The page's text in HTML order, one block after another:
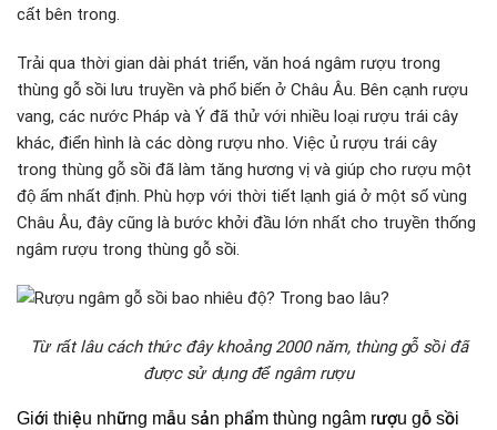
cất bên trong.
Trải qua thời gian dài phát triển, văn hoá ngâm rượu trong
thùng gỗ sồi lưu truyền và phổ biến ở Châu Âu. Bên cạnh rượu
vang, các nước Pháp và Ý đã thử với nhiều loại rượu trái cây
khác, điển hình là các dòng rượu nho. Việc ủ rượu trái cây
trong thùng gỗ sồi đã làm tăng hương vị và giúp cho rượu một
độ ấm nhất định. Phù hợp với thời tiết lạnh giá ở một số vùng
Châu Âu, đây cũng là bước khởi đầu lớn nhất cho truyền thống
ngâm rượu trong thùng gỗ sồi.
Từ rất lâu cách thức đây khoảng 2000 năm, thùng gỗ sồi đã
được sử dụng để ngâm rượu
Giới thiệu những mẫu sản phẩm thùng ngâm rượu gỗ sồi